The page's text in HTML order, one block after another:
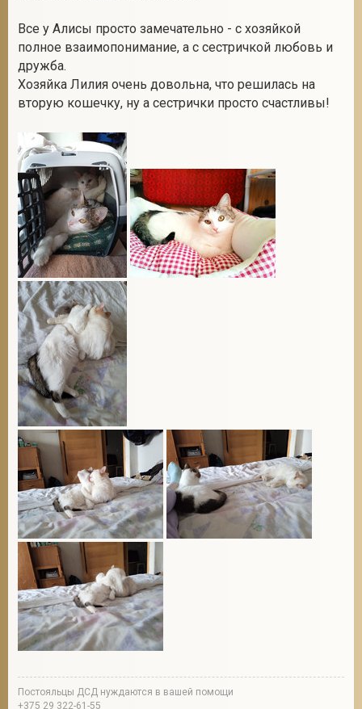
Все у Алисы просто замечательно - с хозяйкой
полное взаимопонимание, а с сестричкой любовь и
дружба.
Хозяйка Лилия очень довольна, что решилась на
вторую кошечку, ну а сестрички просто счастливы!
Постояльцы ДСД нуждаются в вашей помощи
+375 29 322-61-55